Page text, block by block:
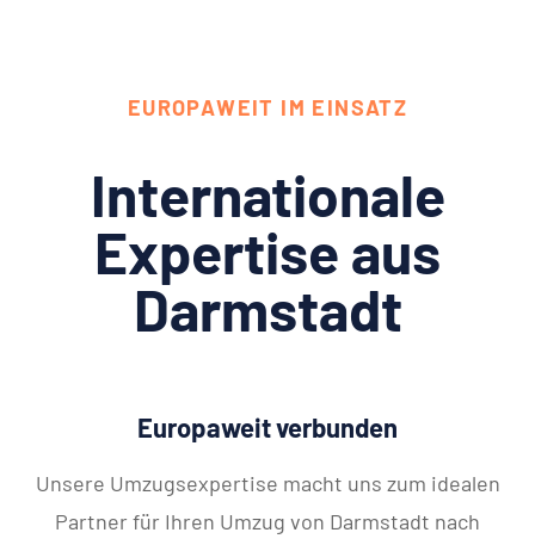
EUROPAWEIT IM EINSATZ
Internationale
Expertise aus
Darmstadt
Europaweit verbunden
Unsere Umzugsexpertise macht uns zum idealen
Partner für Ihren Umzug von Darmstadt nach